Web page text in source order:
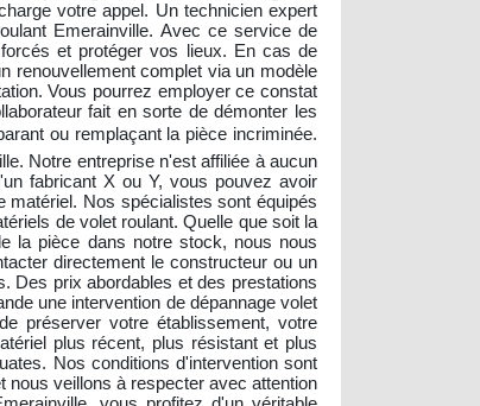
votre appel. Un technicien expert
Emerainville. Avec ce service de
et protéger vos lieux. En cas de
renouvellement complet via un modèle
Vous pourrez employer ce constat
fait en sorte de démonter les
ou remplaçant la pièce incriminée.
Notre entreprise n'est affiliée à aucun
fabricant X ou Y, vous pouvez avoir
matériel. Nos spécialistes sont équipés
de volet roulant. Quelle que soit la
la pièce dans notre stock, nous nous
directement le constructeur ou un
Des prix abordables et des prestations
une intervention de dépannage volet
préserver votre établissement, votre
plus récent, plus résistant et plus
Nos conditions d'intervention sont
nous veillons à respecter avec attention